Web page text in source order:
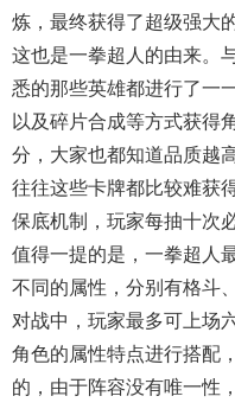
炼，最终获得了超级强大
这也是一拳超人的由来。
悉的那些英雄都进行了一
以及碎片合成等方式获得
分，大家也都知道品质越
往往这些卡牌都比较难获
保底机制，玩家每抽十次
值得一提的是，一拳超人
不同的属性，分别有格斗
对战中，玩家最多可上场
角色的属性特点进行搭配
的，由于阵容没有唯一性